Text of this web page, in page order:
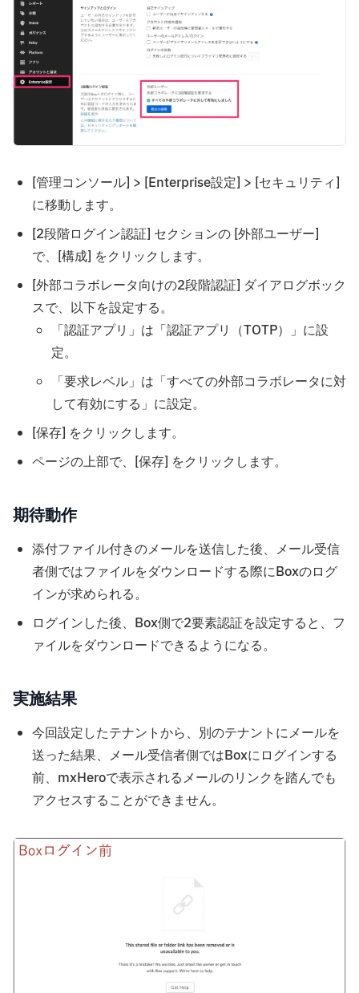
[管理コンソール] > [Enterprise設定] > [セキュリティ]
に移動します。
[2段階ログイン認証] セクションの [外部ユーザー]
で、[構成] をクリックします。
[外部コラボレータ向けの2段階認証] ダイアログボック
スで、以下を設定する。
「認証アプリ」は「認証アプリ（TOTP）」に設
定。
「要求レベル」は「すべての外部コラボレータに対
して有効にする」に設定。
[保存] をクリックします。
ページの上部で、[保存] をクリックします。
期待動作
添付ファイル付きのメールを送信した後、メール受信
者側ではファイルをダウンロードする際にBoxのログ
インが求められる。
ログインした後、Box側で2要素認証を設定すると、フ
ァイルをダウンロードできるようになる。
実施結果
今回設定したテナントから、別のテナントにメールを
送った結果、メール受信者側ではBoxにログインする
前、mxHeroで表示されるメールのリンクを踏んでも
アクセスすることができません。